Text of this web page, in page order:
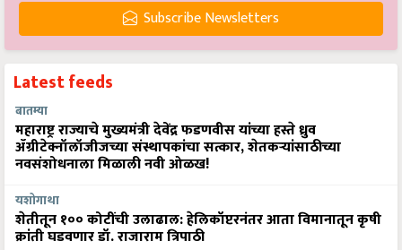
Subscribe Newsletters
Latest feeds
बातम्या
महाराष्ट्र राज्याचे मुख्यमंत्री देवेंद्र फडणवीस यांच्या हस्ते ध्रुव
ॲग्रीटेक्नॉलॉजीजच्या संस्थापकांचा सत्कार, शेतकऱ्यांसाठीच्या
नवसंशोधनाला मिळाली नवी ओळख!
यशोगाथा
शेतीतून १०० कोटींची उलाढाल: हेलिकॉप्टरनंतर आता विमानातून कृषी
क्रांती घडवणार डॉ. राजाराम त्रिपाठी